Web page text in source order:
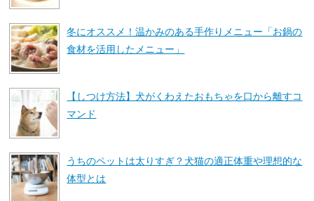
冬にオススメ！温かみのある手作りメニュー「お鍋の
食材を活用したメニュー」
【しつけ方法】犬がくわえたおもちゃを口から離すコ
マンド
うちのペットは太りすぎ？犬猫の適正体重や理想的な
体型とは